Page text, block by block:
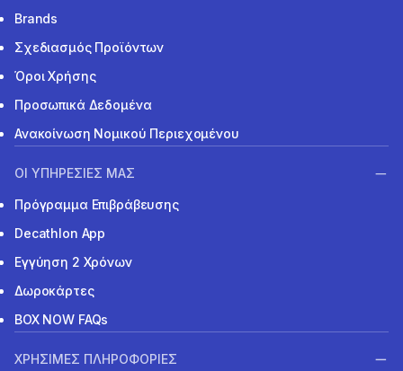
Brands
Σχεδιασμός Προϊόντων
Όροι Χρήσης
Προσωπικά Δεδομένα
Ανακοίνωση Νομικού Περιεχομένου
ΟΙ ΥΠΗΡΕΣΙΕΣ ΜΑΣ
Πρόγραμμα Επιβράβευσης
Decathlon App
Εγγύηση 2 Χρόνων
Δωροκάρτες
BOX NOW FAQs
ΧΡΗΣΙΜΕΣ ΠΛΗΡΟΦΟΡΙΕΣ